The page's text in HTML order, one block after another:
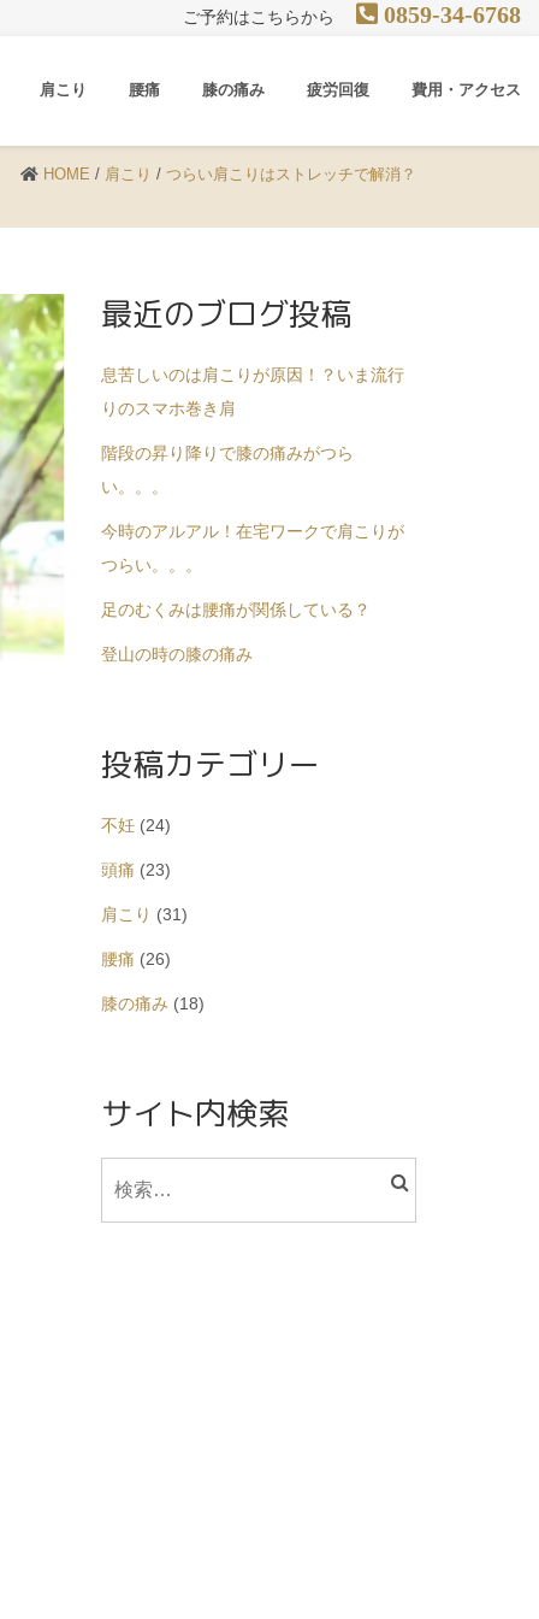
ご予約はこちらから 0859-34-6768
肩こり 腰痛 膝の痛み 疲労回復 費用・アクセス
HOME / 肩こり / つらい肩こりはストレッチで解消？
最近のブログ投稿
息苦しいのは肩こりが原因！？いま流行
りのスマホ巻き肩
階段の昇り降りで膝の痛みがつら
い。。。
今時のアルアル！在宅ワークで肩こりが
つらい。。。
足のむくみは腰痛が関係している？
登山の時の膝の痛み
投稿カテゴリー
不妊(24)
頭痛 (23)
肩こり (31)
腰痛 (26)
膝の痛み (18)
サイト内検索